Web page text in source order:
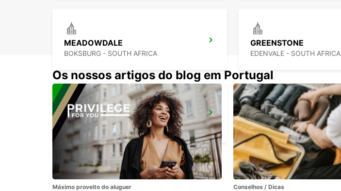
MEADOWDALE
BOKSBURG - SOUTH AFRICA
GREENSTONE
EDENVALE - SOUTH AFRICA
BRAAMFONTEIN
BRAAMFONTEIN - SOUTH AFRICA
MIDRAND
MIDRAND - SOUTH AFRICA
Os nossos artigos do blog em Portugal
Máximo proveito do aluguer Conselhos / Dicas